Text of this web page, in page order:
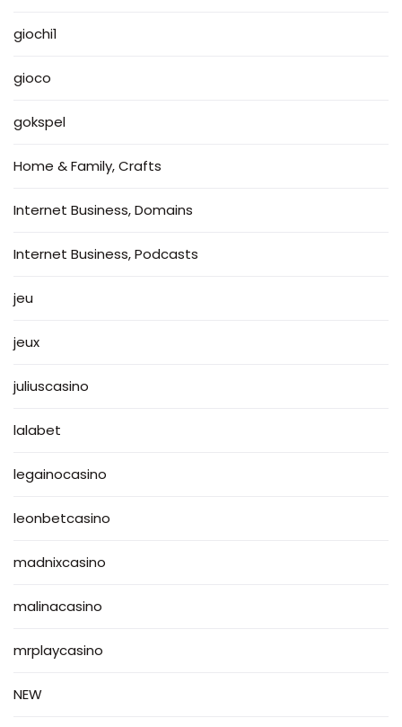
giochi1
gioco
gokspel
Home & Family, Crafts
Internet Business, Domains
Internet Business, Podcasts
jeu
jeux
juliuscasino
lalabet
legainocasino
leonbetcasino
madnixcasino
malinacasino
mrplaycasino
NEW